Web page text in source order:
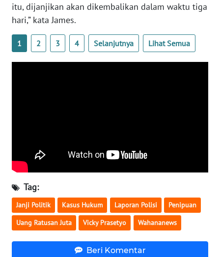
itu, dijanjikan akan dikembalikan dalam waktu tiga
hari,” kata James.
1 2 3 4 Selanjutnya Lihat Semua
Tag:
Janji Politik Kasus Hukum Laporan Polisi Penipuan
Uang Ratusan Juta Vicky Prasetyo Wahananews
Beri Komentar
WN
RIAU
WN
SERAMBI
WN
NTB
WN
SULTENG